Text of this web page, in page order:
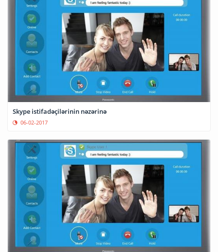
Skype istifadəçilərinin nəzərinə
06-02-2017